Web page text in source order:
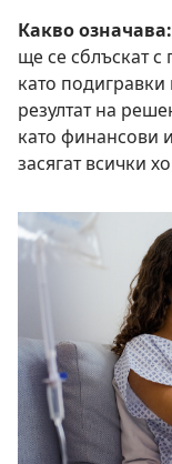
Какво означава:
ще се сблъскат
като
резултат на
като финансови
засягат всички